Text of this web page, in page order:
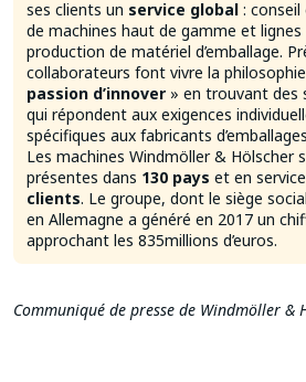
ses clients un service global : conseil
de machines haut de gamme et
production de matériel d’emballage.
collaborateurs font vivre la philosophie
passion d’innover » en trouvant des
qui répondent aux exigences
spécifiques aux fabricants
Les machines Windmöller & Hölscher
présentes dans 130 pays et en
clients. Le groupe, dont le siège
en Allemagne a généré en 2017 un
approchant les 835millions d’euros.
Communiqué de presse de Windmöller &